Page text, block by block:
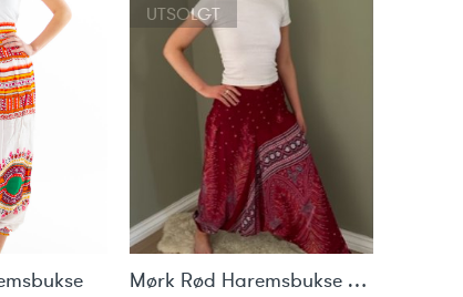
UTSOLGT
Mørk Rød Haremsbukse med motiv